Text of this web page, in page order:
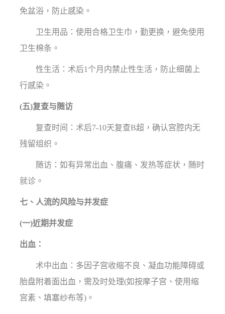
免盆浴，防止感染。
卫生用品：使用合格卫生巾，勤更换，避免使用
卫生棉条。
性生活：术后1个月内禁止性生活，防止细菌上
行感染。
(五)复查与随访
复查时间：术后7-10天复查B超，确认宫腔内无
残留组织。
随访：如有异常出血、腹痛、发热等症状，随时
就诊。
七、人流的风险与并发症
(一)近期并发症
出血：
术中出血：多因子宫收缩不良、凝血功能障碍或
胎盘附着面出血，需及时处理(如按摩子宫、使用缩
宫素、填塞纱布等)。